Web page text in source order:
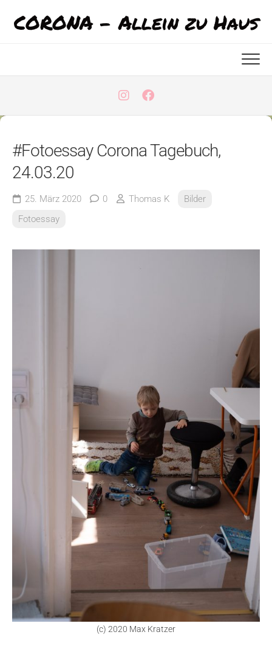
contentCORONA - Allein zu Haus
#Fotoessay Corona Tagebuch,
24.03.20
25. März 2020 0 Thomas K
Bilder
Fotoessay
(c) 2020 Max Kratzer